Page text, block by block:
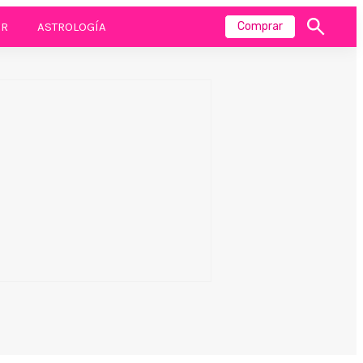
ASTROLOGÍA Comprar
Mostrar